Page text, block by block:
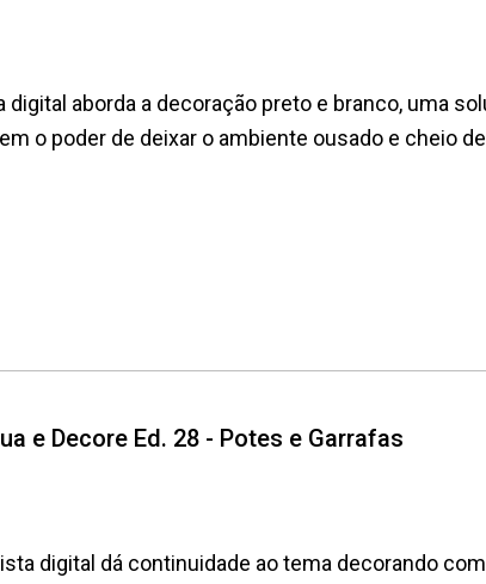
digital aborda a decoração preto e branco, uma
o poder de deixar o ambiente ousado e cheio
e Decore Ed. 28 - Potes e Garrafas
digital dá continuidade ao tema decorando